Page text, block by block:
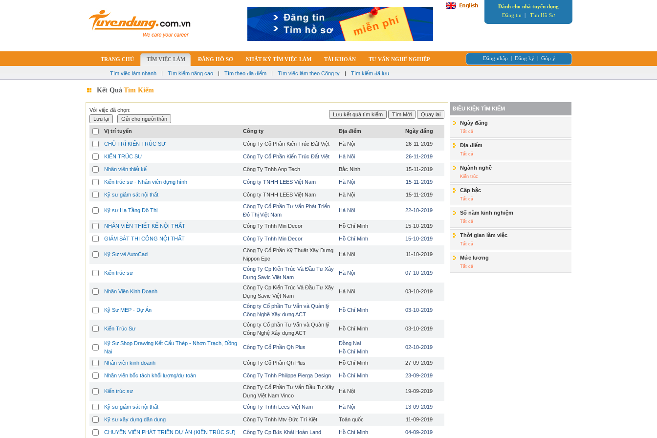
Dành cho nhà tuyển dụng
Đăng tin | Tìm Hồ Sơ
TRANG CHỦ TÌM VIỆC LÀM ĐĂNG HỒ SƠ NHẬT KÝ TÌM VIỆC LÀM TÀI KHOẢN TƯ VẤN NGHỀ NGHIỆP Đăng nhập | Đăng ký | Góp ý
Tìm việc làm nhanh | Tìm kiếm nâng cao | Tìm theo địa điểm | Tìm việc làm theo Công ty | Tìm kiếm đã lưu
Kết Quả Tìm Kiếm
Với việc đã chọn:
Vị trí tuyển Công ty Địa điểm Ngày đăng
CHỦ TRÌ KIẾN TRÚC SƯ Công Ty Cổ Phần Kiến Trúc Đất Việt Hà Nội 26-11-2019
KIẾN TRÚC SƯ Công Ty Cổ Phần Kiến Trúc Đất Việt Hà Nội 26-11-2019
Nhân viên thiết kế Công Ty Tnhh Anp Tech Bắc Ninh 15-11-2019
Kiến trúc sư - Nhân viên dựng hình Công ty TNHH LEES Việt Nam Hà Nội 15-11-2019
Kỹ sư giám sát nội thất Công ty TNHH LEES Việt Nam Hà Nội 15-11-2019
Kỹ sư Hạ Tầng Đô Thị
Công Ty Cổ Phần Tư Vấn Phát Triển
Đô Thị Việt Nam
Hà Nội 22-10-2019
NHÂN VIÊN THIẾT KẾ NỘI THẤT Công Ty Tnhh Min Decor Hồ Chí Minh 15-10-2019
GIÁM SÁT THI CÔNG NỘI THẤT Công Ty Tnhh Min Decor Hồ Chí Minh 15-10-2019
Kỹ Sư vẽ AutoCad
Công Ty Cổ Phần Kỹ Thuật Xây Dựng
Nippon Epc
Hà Nội 11-10-2019
Kiến trúc sư
Công Ty Cp Kiến Trúc Và Đầu Tư Xây
Dựng Savic Việt Nam
Hà Nội 07-10-2019
Nhân Viên Kinh Doanh
Công Ty Cp Kiến Trúc Và Đầu Tư Xây
Dựng Savic Việt Nam
Hà Nội 03-10-2019
Kỹ Sư MEP - Dự Án
Công ty Cổ phần Tư Vấn và Quản lý
Công Nghệ Xây dựng ACT
Hồ Chí Minh 03-10-2019
Kiến Trúc Sư
Công ty Cổ phần Tư Vấn và Quản lý
Công Nghệ Xây dựng ACT
Hồ Chí Minh 03-10-2019
Kỹ Sư Shop Drawing Kết Cấu Thép - Nhơn Trạch, Đồng
Nai
Công Ty Cổ Phần Qh Plus
Đồng Nai
Hồ Chí Minh
02-10-2019
Nhân viên kinh doanh Công Ty Cổ Phần Qh Plus Hồ Chí Minh 27-09-2019
Nhân viên bốc tách khối lượng/dự toán Công Ty Tnhh Philippe Pierga Design Hồ Chí Minh 23-09-2019
Kiến trúc sư
Công Ty Cổ Phần Tư Vấn Đầu Tư Xây
Dựng Việt Nam Vinco
Hà Nội 19-09-2019
Kỹ sư giám sát nội thất Công Ty Tnhh Lees Việt Nam Hà Nội 13-09-2019
Kỹ sư xây dựng dân dụng Công Ty Tnhh Mtv Đức Trí Kiệt Toàn quốc 11-09-2019
CHUYÊN VIÊN PHÁT TRIỂN DỰ ÁN (KIẾN TRÚC SƯ) Công Ty Cp Bđs Khải Hoàn Land Hồ Chí Minh 04-09-2019
ĐIỀU KIỆN TÌM KIẾM
Ngày đăng
Tất cả
Địa điểm
Tất cả
Ngành nghề
Kiến trúc
Cấp bậc
Tất cả
Số năm kinh nghiệm
Tất cả
Thời gian làm việc
Tất cả
Mức lương
Tất cả